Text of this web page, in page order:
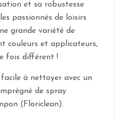
et sa robustesse
passionnés de loisirs
grande variété de
couleurs et applicateurs,
fois différent !
à nettoyer avec un
de spray
(Floriclean).